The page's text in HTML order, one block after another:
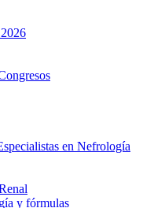
en Nefrología
y fórmulas